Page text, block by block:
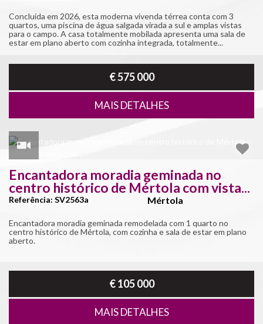
Concluída em 2026, esta moderna vivenda térrea conta com 3
quartos, uma piscina de água salgada virada a sul e amplas vistas
para o campo. A casa totalmente mobilada apresenta uma sala de
estar em plano aberto com cozinha integrada, totalmente...
€ 575 000
MAIS DETALHES
Encantadora moradia geminada no
centro histórico de Mértola com vista...
Mértola
Referência: SV2563a
Encantadora moradia geminada remodelada com 1 quarto no
centro histórico de Mértola, com cozinha e sala de estar em plano
aberto.
€ 105 000
MAIS DETALHES